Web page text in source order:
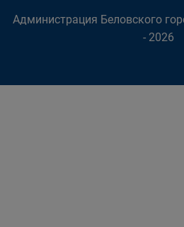
Администрация Беловского
- 2026